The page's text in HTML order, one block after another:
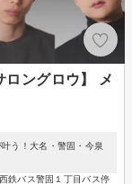
ングロウ】 メ
う！大名・警固・今泉
鉄バス警固１丁目バス停